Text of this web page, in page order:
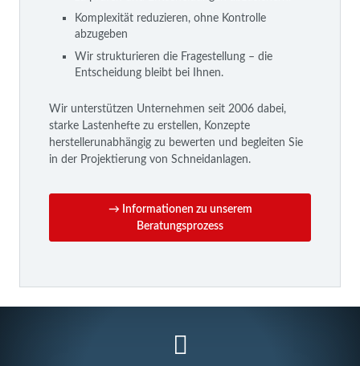
Komplexität reduzieren, ohne Kontrolle
abzugeben
Wir strukturieren die Fragestellung – die
Entscheidung bleibt bei Ihnen.
Wir unterstützen Unternehmen seit 2006 dabei,
starke Lastenhefte zu erstellen, Konzepte
herstellerunabhängig zu bewerten und begleiten Sie
in der Projektierung von Schneidanlagen.
→ Informationen zu unserem
Beratungsprozess